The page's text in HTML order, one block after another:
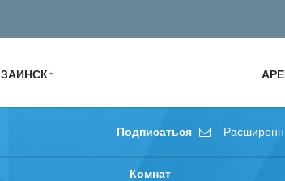
ЗАИНСК
Подписаться
Комнат